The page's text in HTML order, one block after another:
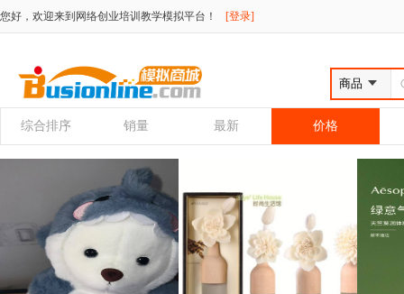
您好，欢迎来到网络创业培训教学模拟平台！ [登录]
综合排序 销量 最新 价格